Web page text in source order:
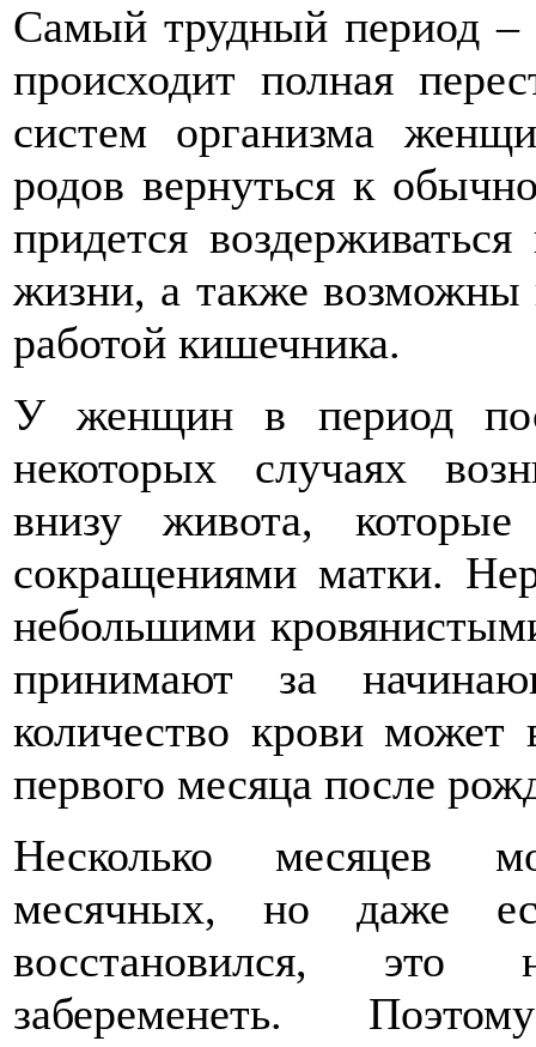
Самый трудный период –
происходит полная
систем организма
родов вернуться к
придется
жизни, а также
работой кишечника.
У женщин в период
некоторых случаях
внизу живота,
сокращениями матки.
небольшими
принимают за
количество крови может
первого месяца после
Несколько месяцев
месячных, но даже
восстановился, это
забеременеть.